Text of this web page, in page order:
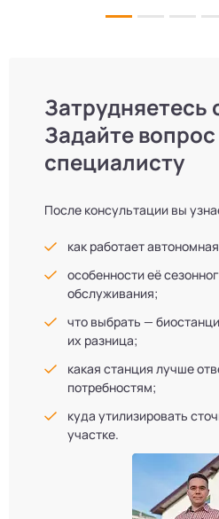
Затрудняетесь
Задайте
специалисту
После консультации вы
как работает
особенности её
обслуживания;
что выбрать —
их разница;
какая станция лучше
потребностям;
куда утилизировать
участке.